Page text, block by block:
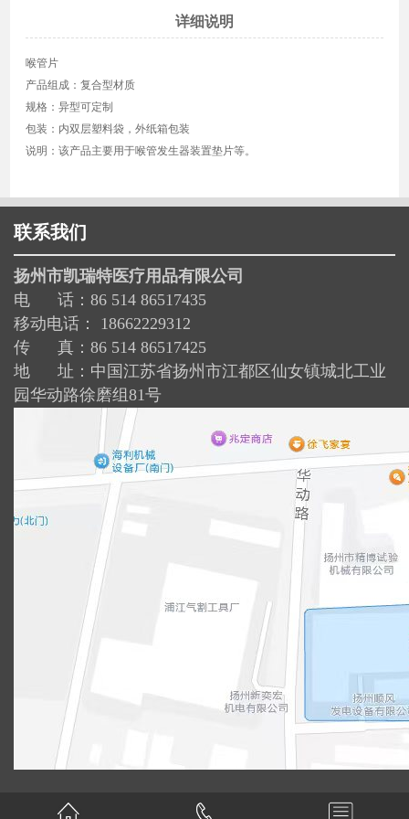
详细说明
喉管片
产品组成：复合型材质
规格：异型可定制
包装：内双层塑料袋，外纸箱包装
说明：该产品主要用于喉管发生器装置垫片等。
联系我们
扬州市凯瑞特医疗用品有限公司
电 话：86 514 86517435
移动电话： 18662229312
传 真：86 514 86517425
地 址：中国江苏省扬州市江都区仙女镇城北工业
园华动路徐磨组81号